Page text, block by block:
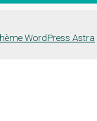
WordPress Astra